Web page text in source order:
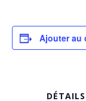
Ajouter au
DÉTAILS